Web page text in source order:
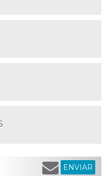
ENVIAR